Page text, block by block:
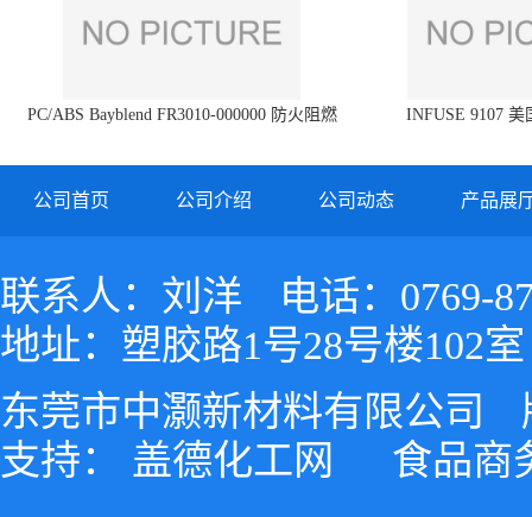
PC/ABS Bayblend FR3010-000000 防火阻燃
INFUSE 9107 美
公司首页 公司介绍 公司动态 产品展
联系人：刘洋
电话：0769-
地址：塑胶路1号28号楼102室
东莞市中灏新材料有限公司
支持： 盖德化工网 食品商